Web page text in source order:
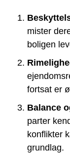
mister
boligen
fortsat er
Balance
parter
konflikter
grundlag.